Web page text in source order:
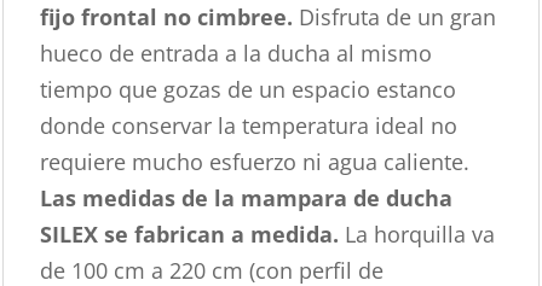
fijo frontal no cimbree. Disfruta de un gran
hueco de entrada a la ducha al mismo
tiempo que gozas de un espacio estanco
donde conservar la temperatura ideal no
requiere mucho esfuerzo ni agua caliente.
Las medidas de la mampara de ducha
SILEX se fabrican a medida. La horquilla va
de 100 cm a 220 cm (con perfil de